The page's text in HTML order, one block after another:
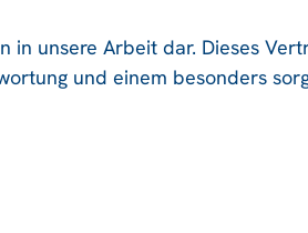
unsere Arbeit dar. Dieses
und einem besonders